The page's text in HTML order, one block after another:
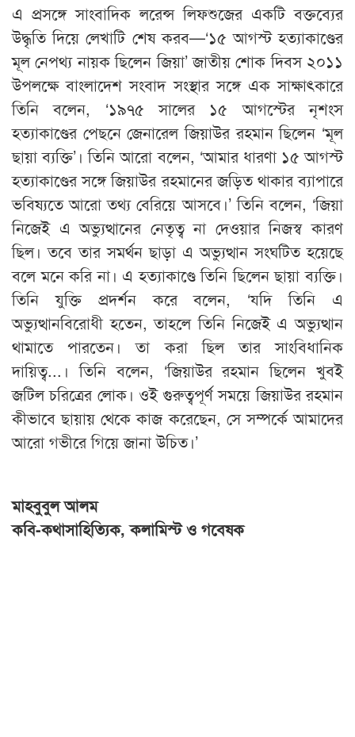
এ প্রসঙ্গে সাংবাদিক লরেন্স লিফশুজের একটি বক্তব্যের
উদ্ধৃতি দিয়ে লেখাটি শেষ করব—‘১৫ আগস্ট হত্যাকাণ্ডের
মূল নেপথ্য নায়ক ছিলেন জিয়া’ জাতীয় শোক দিবস ২০১১
উপলক্ষে বাংলাদেশ সংবাদ সংস্থার সঙ্গে এক সাক্ষাৎকারে
তিনি বলেন, ‘১৯৭৫ সালের ১৫ আগস্টের নৃশংস
হত্যাকাণ্ডের পেছনে জেনারেল জিয়াউর রহমান ছিলেন ‘মূল
ছায়া ব্যক্তি’। তিনি আরো বলেন, ‘আমার ধারণা ১৫ আগস্ট
হত্যাকাণ্ডের সঙ্গে জিয়াউর রহমানের জড়িত থাকার ব্যাপারে
ভবিষ্যতে আরো তথ্য বেরিয়ে আসবে।’ তিনি বলেন, ‘জিয়া
নিজেই এ অভ্যুত্থানের নেতৃত্ব না দেওয়ার নিজস্ব কারণ
ছিল। তবে তার সমর্থন ছাড়া এ অভ্যুত্থান সংঘটিত হয়েছে
বলে মনে করি না। এ হত্যাকাণ্ডে তিনি ছিলেন ছায়া ব্যক্তি।
তিনি যুক্তি প্রদর্শন করে বলেন, ‘যদি তিনি এ
অভ্যুত্থানবিরোধী হতেন, তাহলে তিনি নিজেই এ অভ্যুত্থান
থামাতে পারতেন। তা করা ছিল তার সাংবিধানিক
দায়িত্ব...। তিনি বলেন, ‘জিয়াউর রহমান ছিলেন খুবই
জটিল চরিত্রের লোক। ওই গুরুত্বপূর্ণ সময়ে জিয়াউর রহমান
কীভাবে ছায়ায় থেকে কাজ করেছেন, সে সম্পর্কে আমাদের
আরো গভীরে গিয়ে জানা উচিত।’
মাহবুবুল আলম
কবি-কথাসাহিত্যিক, কলামিস্ট ও গবেষক